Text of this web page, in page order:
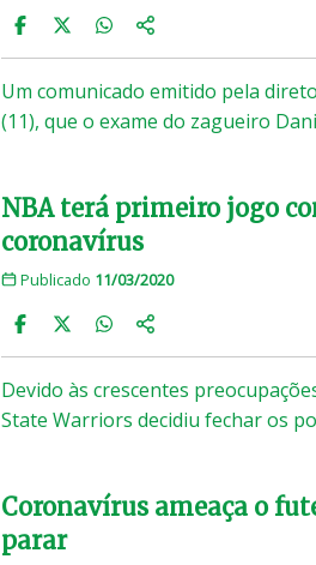
Um comunicado emitido pela
(11), que o exame do zagueiro
NBA terá primeiro jogo
coronavírus
Publicado 11/03/2020
Devido às crescentes
State Warriors decidiu fechar os
Coronavírus ameaça o
parar